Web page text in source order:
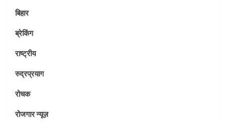
बिहार
ब्रेकिंग
राष्ट्रीय
रुद्रप्रयाग
रोचक
रोजगार न्यूज़